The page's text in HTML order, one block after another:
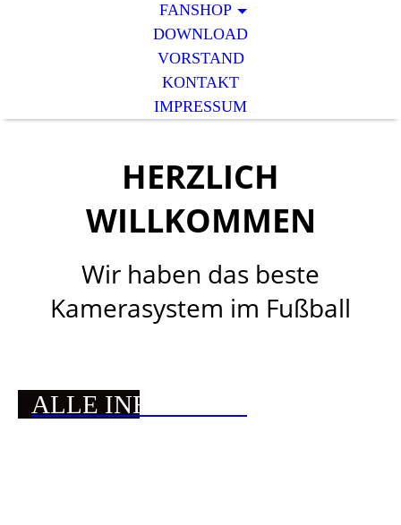
FANSHOP
DOWNLOAD
VORSTAND
KONTAKT
IMPRESSUM
HERZLICH
WILLKOMMEN
Wir haben das beste
Kamerasystem im Fußball
ALLE INFOS HIER